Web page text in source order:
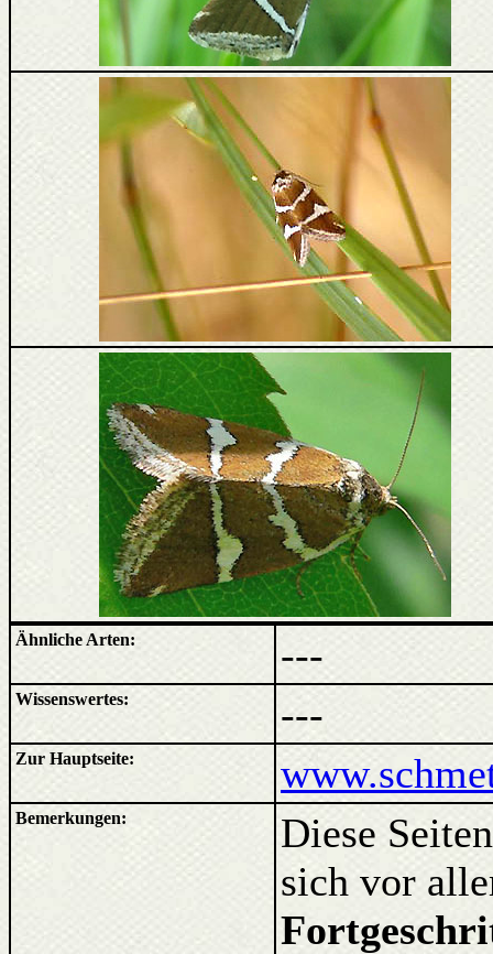
Ähnliche Arten: ---
Wissenswertes: ---
Zur Hauptseite:
Bemerkungen:
Diese
sich vor